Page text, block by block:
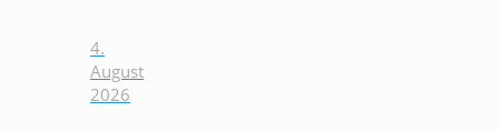
4.
August
2026